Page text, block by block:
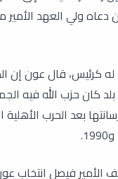
دعاه ولي العهد
كرئيس، قال عون إن
كان حزب الله فيه
بعد الحرب الأهلية
الأمير فيصل انتخاب